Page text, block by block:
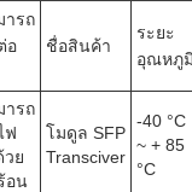
ารถ
อ
ชื่อสินค้า
ระยะ
อุณหภู
ารถ
ฟ
วย
อน
โมดูล SFP
Transciver
-40 °C
~ + 85
°C